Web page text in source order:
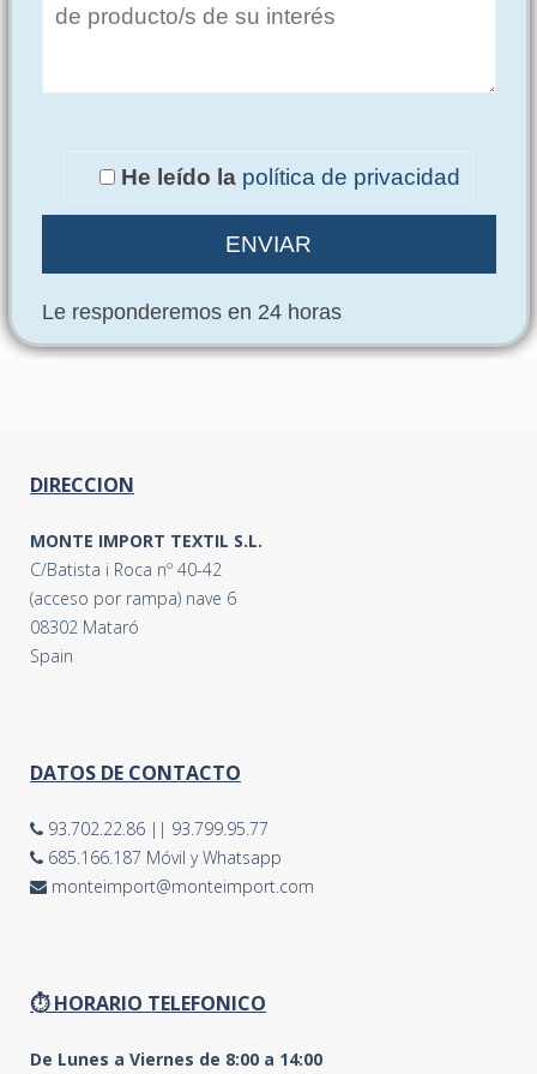
He leído la política de privacidad
Le responderemos en 24 horas
DIRECCION
MONTE IMPORT TEXTIL S.L.
C/Batista i Roca nº 40-42
(acceso por rampa) nave 6
08302 Mataró
Spain
DATOS DE CONTACTO
93.702.22.86 || 93.799.95.77
685.166.187 Móvil y Whatsapp
monteimport@monteimport.com
⏱ HORARIO TELEFONICO
De Lunes a Viernes de 8:00 a 14:00